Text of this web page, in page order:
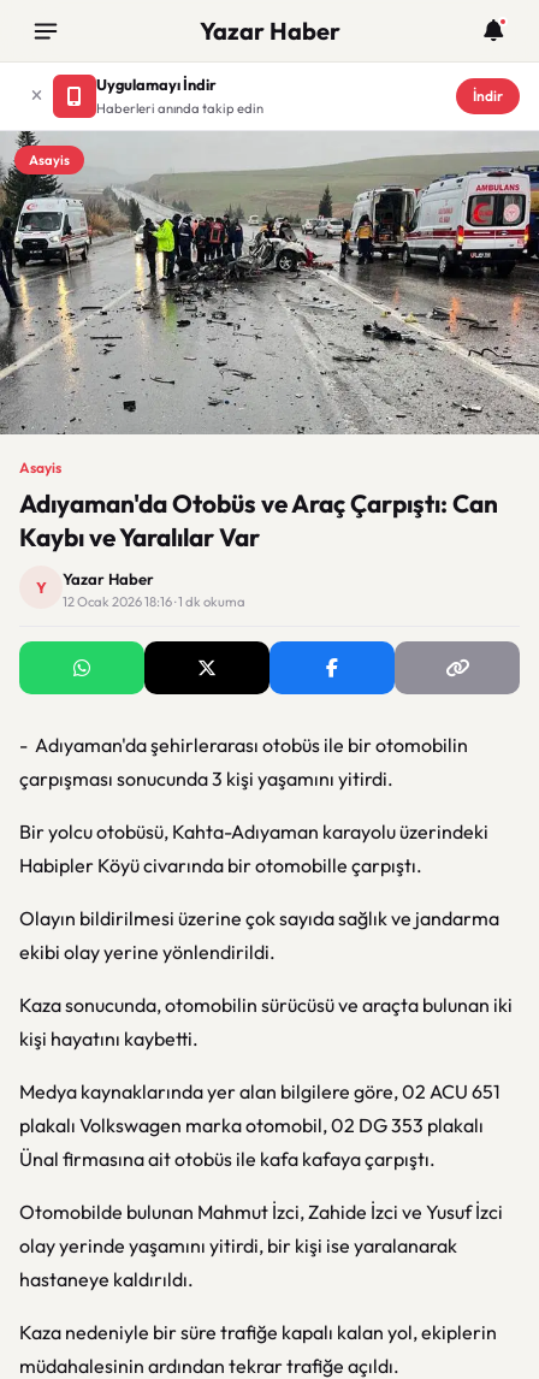
Yazar Haber
Uygulamayı İndir
Haberleri anında takip edin
İndir
Asayis
Asayis
Adıyaman'da Otobüs ve Araç Çarpıştı: Can
Kaybı ve Yaralılar Var
Y Yazar Haber
12 Ocak 2026 18:16 · 1 dk okuma
- Adıyaman'da şehirlerarası otobüs ile bir otomobilin
çarpışması sonucunda 3 kişi yaşamını yitirdi.
Bir yolcu otobüsü, Kahta-Adıyaman karayolu üzerindeki
Habipler Köyü civarında bir otomobille çarpıştı.
Olayın bildirilmesi üzerine çok sayıda sağlık ve jandarma
ekibi olay yerine yönlendirildi.
Kaza sonucunda, otomobilin sürücüsü ve araçta bulunan iki
kişi hayatını kaybetti.
Medya kaynaklarında yer alan bilgilere göre, 02 ACU 651
plakalı Volkswagen marka otomobil, 02 DG 353 plakalı
Ünal firmasına ait otobüs ile kafa kafaya çarpıştı.
Otomobilde bulunan Mahmut İzci, Zahide İzci ve Yusuf İzci
olay yerinde yaşamını yitirdi, bir kişi ise yaralanarak
hastaneye kaldırıldı.
Kaza nedeniyle bir süre trafiğe kapalı kalan yol, ekiplerin
müdahalesinin ardından tekrar trafiğe açıldı.